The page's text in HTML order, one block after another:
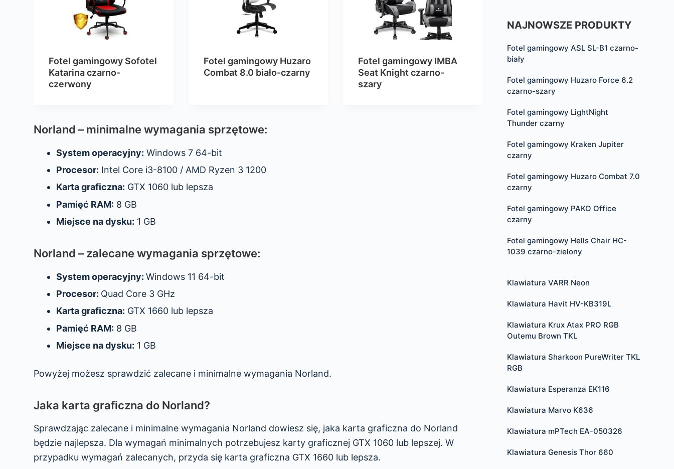
Fotel gamingowy Sofotel
Katarina czarno-
czerwony
Fotel gamingowy Huzaro
Combat 8.0 biało-czarny
Fotel gamingowy IMBA
Seat Knight czarno-
szary
Norland – minimalne wymagania sprzętowe:
System operacyjny: Windows 7 64-bit
Procesor: Intel Core i3-8100 / AMD Ryzen 3 1200
Karta graficzna: GTX 1060 lub lepsza
Pamięć RAM: 8 GB
Miejsce na dysku: 1 GB
Norland – zalecane wymagania sprzętowe:
System operacyjny:Windows 11 64-bit
Procesor: Quad Core 3 GHz
Karta graficzna: GTX 1660 lub lepsza
Pamięć RAM: 8 GB
Miejsce na dysku: 1 GB
Powyżej możesz sprawdzić zalecane i minimalne wymagania Norland.
Jaka karta graficzna do Norland?
Sprawdzając zalecane i minimalne wymagania Norland dowiesz się, jaka karta graficzna do Norland
będzie najlepsza. Dla wymagań minimalnych potrzebujesz karty graficznej GTX 1060 lub lepszej. W
przypadku wymagań zalecanych, przyda się karta graficzna GTX 1660 lub lepsza.
NAJNOWSZE PRODUKTY
Fotel gamingowy ASL SL-B1 czarno-
biały
Fotel gamingowy Huzaro Force 6.2
czarno-szary
Fotel gamingowy LightNight
Thunder czarny
Fotel gamingowy Kraken Jupiter
czarny
Fotel gamingowy Huzaro Combat 7.0
czarny
Fotel gamingowy PAKO Office
czarny
Fotel gamingowy Hells Chair HC-
1039 czarno-zielony
Klawiatura VARR Neon
Klawiatura Havit HV-KB319L
Klawiatura Krux Atax PRO RGB
Outemu Brown TKL
Klawiatura Sharkoon PureWriter TKL
RGB
Klawiatura Esperanza EK116
Klawiatura Marvo K636
Klawiatura mPTech EA-050326
Klawiatura Genesis Thor 660